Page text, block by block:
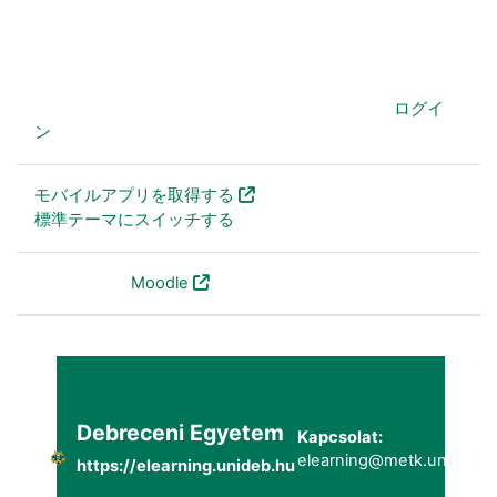
ログイ
ン
モバイルアプリを取得する
標準テーマにスイッチする
Moodle
Debreceni Egyetem
https://elearning.unideb.hu
Kapcsolat: